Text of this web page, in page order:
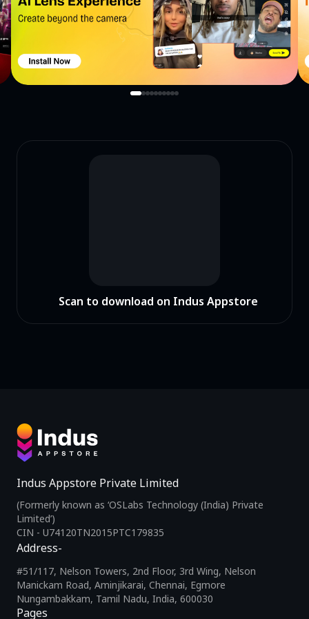
Scan to download on Indus Appstore
Indus Appstore Private Limited
(Formerly known as ‘OSLabs Technology (India) Private
Limited’)
CIN - U74120TN2015PTC179835
Pages
Address-
#51/117, Nelson Towers, 2nd Floor, 3rd Wing, Nelson
Manickam Road, Aminjikarai, Chennai, Egmore
Nungambakkam, Tamil Nadu, India, 600030